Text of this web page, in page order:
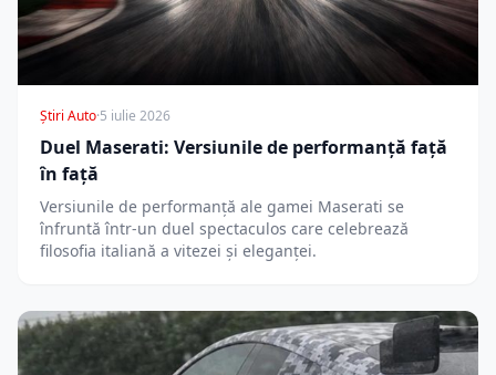
Știri Auto·5 iulie 2026
Duel Maserati: Versiunile de performanță față
în față
Versiunile de performanță ale gamei Maserati se
înfruntă într-un duel spectaculos care celebrează
filosofia italiană a vitezei și eleganței.